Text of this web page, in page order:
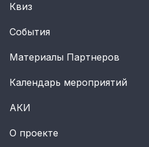
Квиз
События
Материалы Партнеров
Календарь мероприятий
АКИ
О проекте